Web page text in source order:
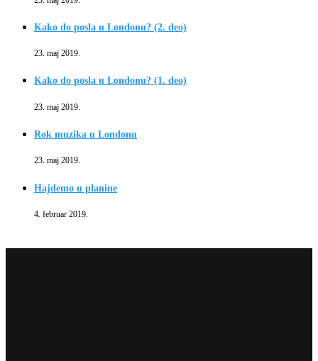
Kako do posla u Londonu? (2. deo)
23. maj 2019.
Kako do posla u Londonu? (1. deo)
23. maj 2019.
Rok muzika u Londonu
23. maj 2019.
Hajdemo u planine
4. februar 2019.